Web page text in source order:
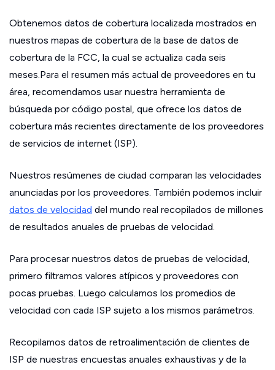
Obtenemos datos de cobertura localizada mostrados en
nuestros mapas de cobertura de la base de datos de
cobertura de la FCC, la cual se actualiza cada seis
meses.Para el resumen más actual de proveedores en tu
área, recomendamos usar nuestra herramienta de
búsqueda por código postal, que ofrece los datos de
cobertura más recientes directamente de los proveedores
de servicios de internet (ISP).
Nuestros resúmenes de ciudad comparan las velocidades
anunciadas por los proveedores. También podemos incluir
datos de velocidad del mundo real recopilados de millones
de resultados anuales de pruebas de velocidad.
Para procesar nuestros datos de pruebas de velocidad,
primero filtramos valores atípicos y proveedores con
pocas pruebas. Luego calculamos los promedios de
velocidad con cada ISP sujeto a los mismos parámetros.
Recopilamos datos de retroalimentación de clientes de
ISP de nuestras encuestas anuales exhaustivas y de la